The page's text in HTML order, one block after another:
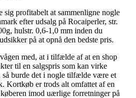
sig profitabelt at sammenligne nogle
efter udsalg på Rocaiperler, str.
hulstr. 0,6-1,0 mm inden du
på at opnå den bedste pris.
med, at i tilfælde af at en shop
til en salgspris som kan virke
så burde det i nogle tilfælde være et
Kortkøb er trods alt omfattet af en
imod uærlige forretninger på